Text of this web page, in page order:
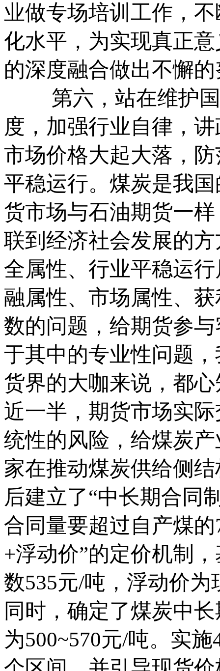
业做专场培训工作，
化水平，为实现真正
的深度融合做出不懈
第六，站在维护国
度，加强行业自律，
市场价格大起大落，
平稳运行。煤炭是我
货市场与石油期货一
联到经济社会发展的
全属性、行业平稳运
融属性、市场属性、
数的问题，给期货参
于其中的专业性问题
货界的大咖来说，都
近一半，期货市场实
统性的风险，给煤炭
家在推动煤炭供给侧
后建立了“中长期合同
合同量要超过自产煤
+浮动价”的定价机制
数535元/吨，浮动价
同时，确定了煤炭中
为500~570元/吨。实